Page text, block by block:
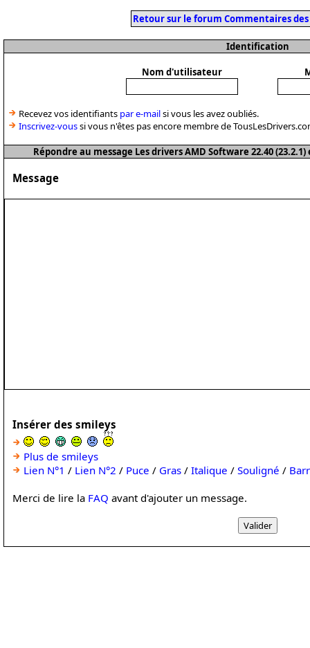
Retour sur le forum Commentaires
Identification
Nom d'utilisateur
Recevez vos identifiants par e-mailsi vous les avez oubliés.
Inscrivez-voussi vous n'êtes pas encore membre de
Répondre au message Les drivers AMD Software 22.40
Message
Insérer des smileys
Plus de smileys
Lien N°1 / Lien N°2 / Puce / Gras / Italique / Souligné /
Merci de lire la FAQ avant d'ajouter un message.